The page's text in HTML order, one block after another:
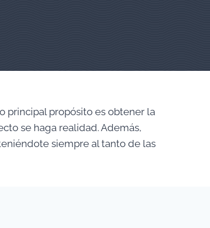
principal propósito es obtener la
se haga realidad. Además,
siempre al tanto de las